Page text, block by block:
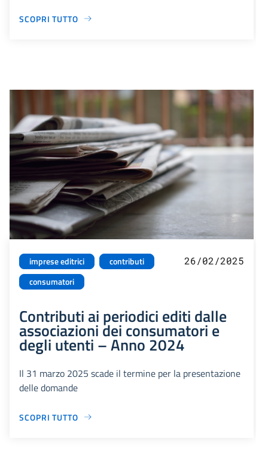
SCOPRI TUTTO
imprese editrici
contributi
consumatori
26/02/2025
Contributi ai periodici editi dalle
associazioni dei consumatori e
degli utenti – Anno 2024
Il 31 marzo 2025 scade il termine per la presentazione
delle domande
SCOPRI TUTTO